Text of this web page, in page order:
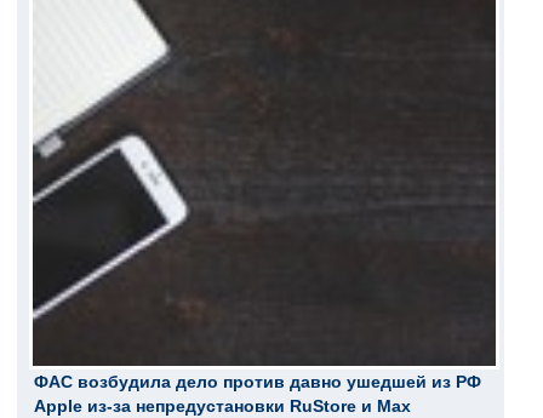
ФАС возбудила дело против давно ушедшей из РФ
Apple из-за непредустановки RuStore и Max